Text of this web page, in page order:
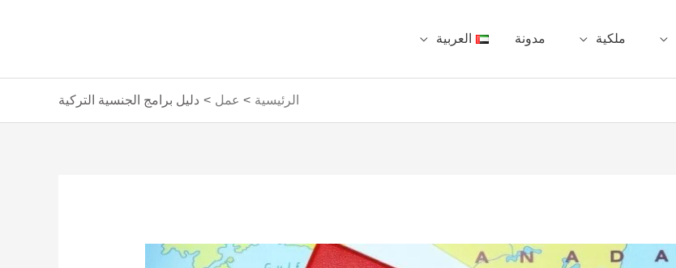
ملكية مدونة العربية
الرئيسية عمل دليل برامج الجنسية التركية